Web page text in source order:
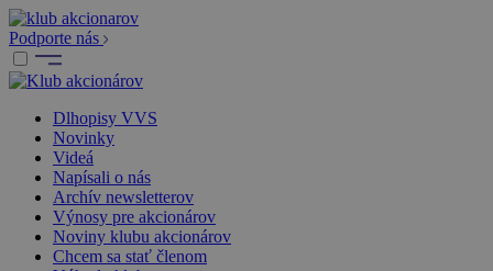
Podporte nás
Dlhopisy VVS
Novinky
Videá
Napísali o nás
Archív newsletterov
Výnosy pre akcionárov
Noviny klubu akcionárov
Chcem sa stať členom